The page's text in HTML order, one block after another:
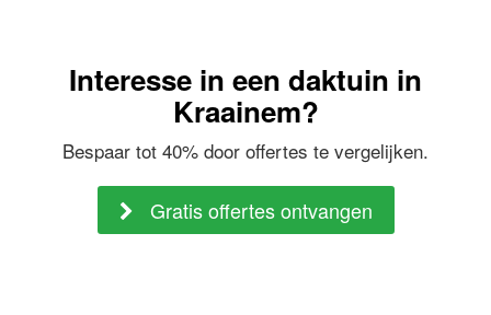
Interesse in een daktuin in
Kraainem?
Bespaar tot 40% door offertes te vergelijken.
Gratis offertes ontvangen